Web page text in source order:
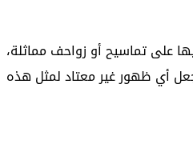
على تماسيح أو زواحف مماثلة،
أي ظهور غير معتاد لمثل هذه